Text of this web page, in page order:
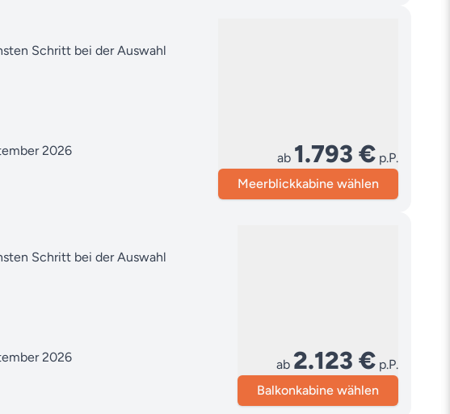
Schritt bei der Auswahl
2026
ab 1.793 € p.P.
Meerblickkabine wählen
Schritt bei der Auswahl
2026
ab 2.123 € p.P.
Balkonkabine wählen